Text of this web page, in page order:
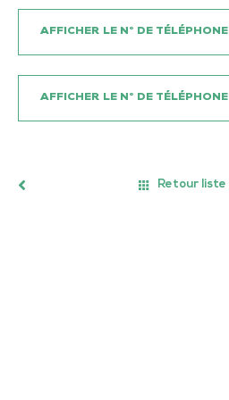
AFFICHER LE N° DE TÉLÉPHONE
AFFICHER LE N° DE TÉLÉPHONE
Retour liste